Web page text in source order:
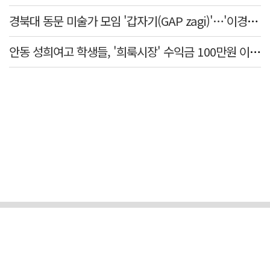
경북대 동문 미술가 모임 '갑자기(GAP zagi)'…'이경(移境):경계를 넘어, 경계너머' 전시
안동 성희여고 학생들, '희룩시장' 수익금 100만원 이웃돕기 성금으로